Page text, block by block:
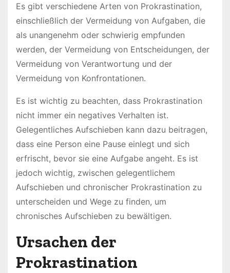
Es gibt verschiedene Arten von Prokrastination,
einschließlich der Vermeidung von Aufgaben, die
als unangenehm oder schwierig empfunden
werden, der Vermeidung von Entscheidungen, der
Vermeidung von Verantwortung und der
Vermeidung von Konfrontationen.
Es ist wichtig zu beachten, dass Prokrastination
nicht immer ein negatives Verhalten ist.
Gelegentliches Aufschieben kann dazu beitragen,
dass eine Person eine Pause einlegt und sich
erfrischt, bevor sie eine Aufgabe angeht. Es ist
jedoch wichtig, zwischen gelegentlichem
Aufschieben und chronischer Prokrastination zu
unterscheiden und Wege zu finden, um
chronisches Aufschieben zu bewältigen.
Ursachen der
Prokrastination